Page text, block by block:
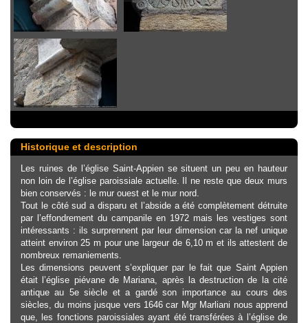
Historique et description
Les ruines de l’église Saint-Appien se situent un peu en hauteur
non loin de l’église paroissiale actuelle. Il ne reste que deux murs
bien conservés : le mur ouest et le mur nord.
Tout le côté sud a disparu et l’abside a été complètement détruite
par l’effondrement du campanile en 1972 mais les vestiges sont
intéressants : ils surprennent par leur dimension car la nef unique
atteint environ 25 m pour une largeur de 6,10 m et ils attestent de
nombreux remaniements.
Les dimensions peuvent s’expliquer par le fait que Saint Appien
était l’église piévane de Mariana, après la destruction de la cité
antique au 5e siècle et a gardé son importance au cours des
siècles, du moins jusque vers 1646 car Mgr Marliani nous apprend
que, les fonctions paroissiales ayant été transférées à l’église de